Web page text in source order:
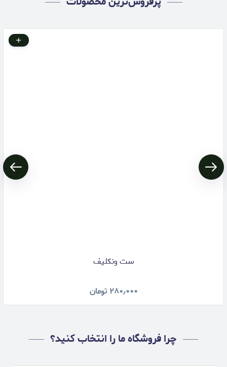
ست ونکلیف
۲۸۰٫۰۰۰ تومان
چرا فروشگاه ما را انتخاب کنید؟